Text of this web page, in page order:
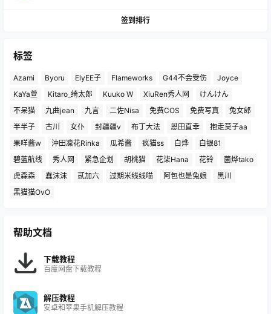
签到排行
标签
Azami Byoru ElyEE子 Flameworks G44不会受伤
Joyce
KaYa萱
Kitaro_绮太郎 Kuuko W XiuRen秀人网
けんけん
不呆猫
九曲jean 九言 二佐Nisa 免费COS 免费写真
兔女郎
半半子
古川 女仆 封疆疆v 布丁大法 恩田直幸
抱走莫子aa
果咩酱w
沖田凜花Rinka 瓜希酱 疯猫ss 白烨
白银81
碧蓝航线
秀人网 紧急企划 胡桃猫 花柒Hana 花铃
菌烨tako
虎森森
蠢沫沫 贰加六 过期米线线喵 阿包也是兔娘
黑川
黑猫猫OvO
帮助文档
下载教程
百度网盘下载教程
解压教程
安卓和苹果手机解压教程